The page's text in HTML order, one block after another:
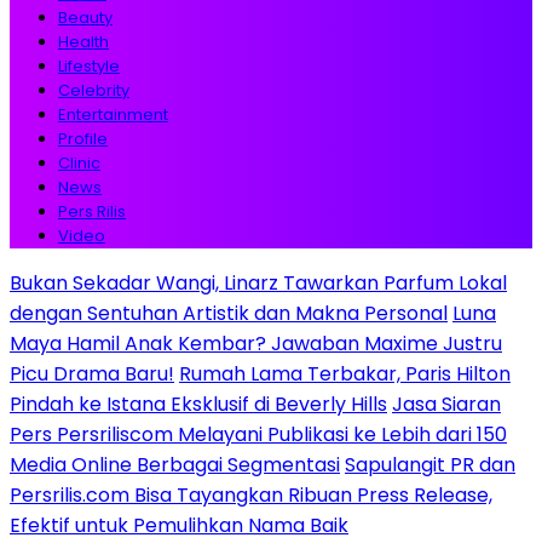
Beauty
Health
Lifestyle
Celebrity
Entertainment
Profile
Clinic
News
Pers Rilis
Video
Bukan Sekadar Wangi, Linarz Tawarkan Parfum Lokal
dengan Sentuhan Artistik dan Makna Personal Luna
Maya Hamil Anak Kembar? Jawaban Maxime Justru
Picu Drama Baru! Rumah Lama Terbakar, Paris Hilton
Pindah ke Istana Eksklusif di Beverly HillsJasa Siaran
Pers Persriliscom Melayani Publikasi ke Lebih dari 150
Media Online Berbagai SegmentasiSapulangit PR dan
Persrilis.com Bisa Tayangkan Ribuan Press Release,
Efektif untuk Pemulihkan Nama Baik